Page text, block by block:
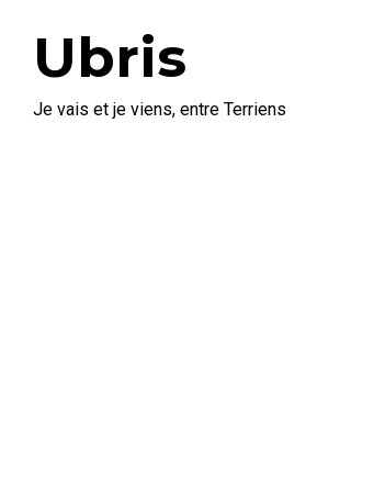
Ubris
Je vais et je viens, entre Terriens